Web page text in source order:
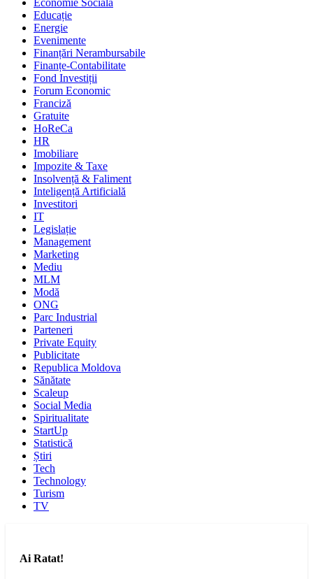
Economie Socială
Educație
Energie
Evenimente
Finanțări Nerambursabile
Finanțe-Contabilitate
Fond Investiții
Forum Economic
Franciză
Gratuite
HoReCa
HR
Imobiliare
Impozite & Taxe
Insolvență & Faliment
Inteligență Artificială
Investitori
IT
Legislație
Management
Marketing
Mediu
MLM
Modă
ONG
Parc Industrial
Parteneri
Private Equity
Publicitate
Republica Moldova
Sănătate
Scaleup
Social Media
Spiritualitate
StartUp
Statistică
Știri
Tech
Technology
Turism
TV
Ai Ratat!